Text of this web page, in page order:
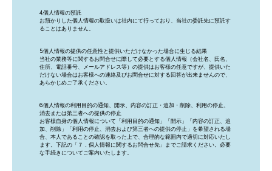
4.個人情報の預託
お預かりした個人情報の取扱いは社内にて行っており、当社の委託先に預託す
ることはありません。
5.個人情報の提供の任意性と提供いただけなかった場合に生じる結果
当社の業務等に関するお問合せに際して必要とする個人情報（会社名、氏名、
住所、電話番号、メールアドレス等）の提供はお客様の任意ですが、提供いた
だけない場合はお客様への連絡及びお問合せに対する回答が出来ませんので、
あらかじめご了承ください。
6.個人情報の利用目的の通知、開示、内容の訂正・追加・削除、利用の停止、
消去または第三者への提供の停止
お客様自身の個人情報について「利用目的の通知」「開示」「内容の訂正、追
加、削除」「利用の停止、消去および第三者への提供の停止」を希望される場
合、本人であることの確認を取った上で、合理的な範囲内で適切に対応いたし
ます。下記の「７．個人情報に関するお問合せ先」までご請求ください。必要
な手続きについてご案内いたします。